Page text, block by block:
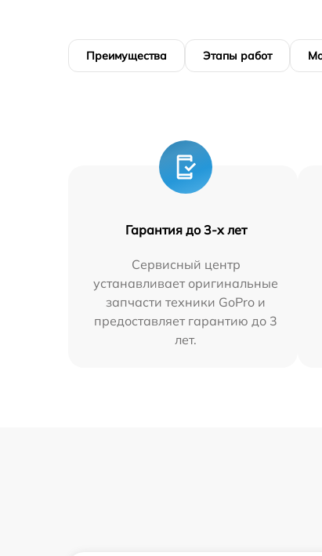
Преимущества Этапы работ
Гарантия до 3-х лет
Сервисный центр
устанавливает оригинальные
запчасти техники GoPro и
предоставляет гарантию до 3
лет.